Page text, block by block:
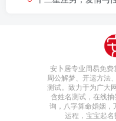
安卜居专业周易免费
周公解梦、开运方法
测试。致力于为广大
含姓名测试，在线
询，八字算命婚姻，
运程，宝宝起名